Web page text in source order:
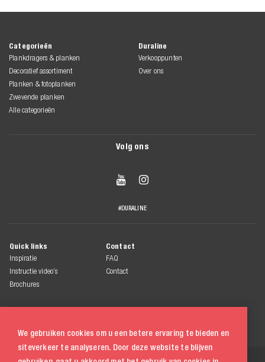
We gebruiken cookies om u een betere ervaring te bieden en
siteverkeer te analyseren. Door deze website te blijven
Categorieën
Plankdragers & planken
Decoratief assortiment
Planken & fotoplanken
Zwevende planken
Alle categorieën
Duraline
Verkooppunten
Over ons
Volg ons
 
#DURALINE
Quick links
Inspiratie
Instructie video’s
Brochures
Contact
FAQ
Contact